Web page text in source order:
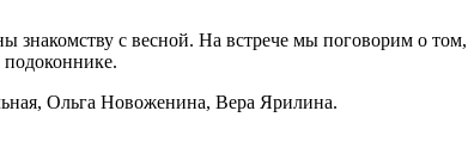
знакомству с весной. На встрече мы поговорим о
Ольга Новоженина, Вера Ярилина.